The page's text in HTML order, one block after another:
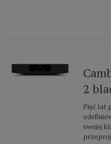
2
Pięć lat
swojej